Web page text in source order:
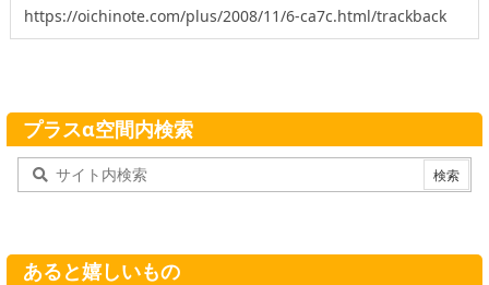
プラスα空間内検索
あると嬉しいもの